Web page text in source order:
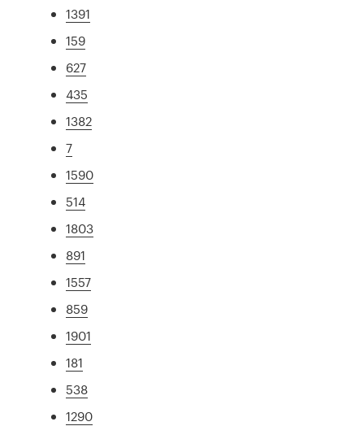
1391
159
627
435
1382
7
1590
514
1803
891
1557
859
1901
181
538
1290